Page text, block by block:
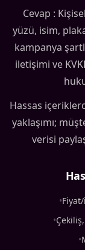
Cevap :
yüzü, isim,
kampanya
iletişimi ve
Hassas
yaklaşımı;
verisi
•
•
•